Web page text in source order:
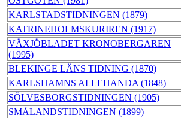
KARLSTADSTIDNINGEN (1879)
KATRINEHOLMSKURIREN (1917)
VÄXJÖBLADET KRONOBERGAREN
(1995)
BLEKINGE LÄNS TIDNING (1870)
KARLSHAMNS ALLEHANDA (1848)
SÖLVESBORGSTIDNINGEN (1905)
SMÅLANDSTIDNINGEN (1899)